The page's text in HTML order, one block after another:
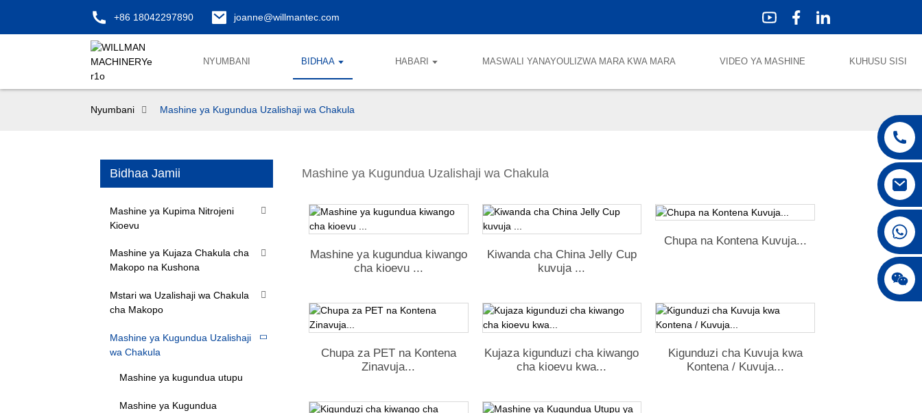
+86 18042297890 joanne@willmantec.com
NYUMBANI BIDHAA HABARI MASWALI YANAYOULIZWA MARA KWA MARA VIDEO YA MASHINE KUHUSU SISI
Nyumbani Mashine ya Kugundua Uzalishaji wa Chakula
Bidhaa Jamii
Mashine ya Kupima Nitrojeni
Kioevu
Mashine ya Kujaza Chakula cha
Makopo na Kushona
Mstari wa Uzalishaji wa Chakula
cha Makopo
Mashine ya Kugundua Uzalishaji
wa Chakula
Mashine ya kugundua utupu
Mashine ya Kugundua
Mashine ya Kugundua Uzalishaji wa Chakula
Mashine ya kugundua kiwango
cha kioevu ...
Kiwanda cha China Jelly Cup
kuvuja ...
Chupa na Kontena Kuvuja...
Chupa za PET na Kontena
Zinavuja...
Kujaza kigunduzi cha kiwango
cha kioevu kwa...
Kigunduzi cha Kuvuja kwa
Kontena / Kuvuja...